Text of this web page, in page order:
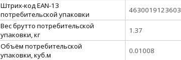
Штрих-код EAN-13
потребительской упаковки
4630019123603
Вес брутто потребительской
упаковки, кг
1.37
Объём потребительской
упаковки, куб.м
0.01008